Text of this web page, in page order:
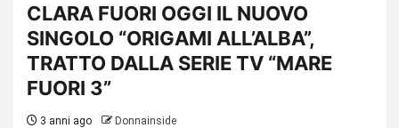
CLARA FUORI OGGI IL NUOVO
SINGOLO “ORIGAMI ALL’ALBA”,
TRATTO DALLA SERIE TV “MARE
FUORI 3”
3 anni ago Donnainside